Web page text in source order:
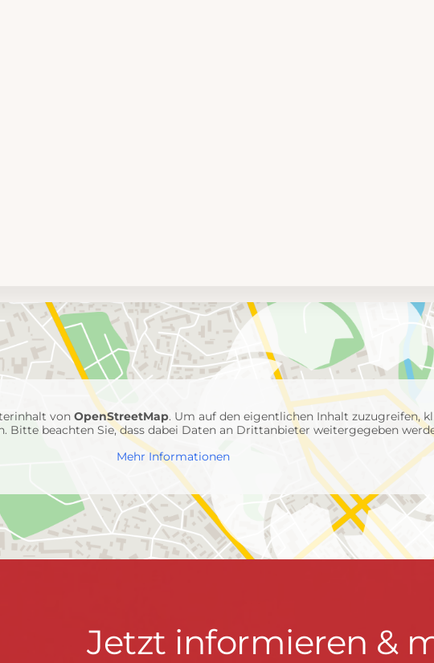
vonOpenStreetMap. Um auf den eigentlichen Inhalt zuzugreifen,
Bitte beachten Sie, dass dabei Daten an Drittanbieter weitergegeben
Mehr Informationen
Jetzt informieren &
WENDEN